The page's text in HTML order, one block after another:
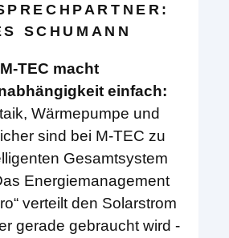
SCHUMANN
M-TEC macht
einfach:
Wärmepumpe und
sind bei M-TEC zu
Gesamtsystem
Energiemanagement
verteilt den Solarstrom
gerade gebraucht wird -